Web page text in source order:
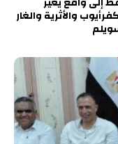
والأثرية والغار